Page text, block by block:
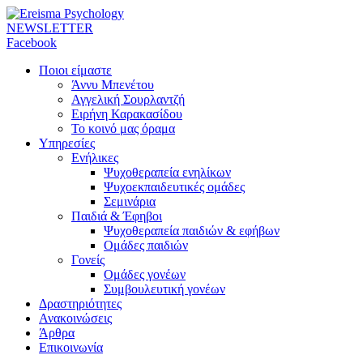
NEWSLETTER
Facebook
Ποιοι είμαστε
Άννυ Μπενέτου
Αγγελική Σουρλαντζή
Ειρήνη Καρακασίδου
Το κοινό μας όραμα
Υπηρεσίες
Ενήλικες
Ψυχοθεραπεία ενηλίκων
Ψυχοεκπαιδευτικές ομάδες
Σεμινάρια
Παιδιά & Έφηβοι
Ψυχοθεραπεία παιδιών & εφήβων
Ομάδες παιδιών
Γονείς
Ομάδες γονέων
Συμβουλευτική γονέων
Δραστηριότητες
Ανακοινώσεις
Άρθρα
Επικοινωνία